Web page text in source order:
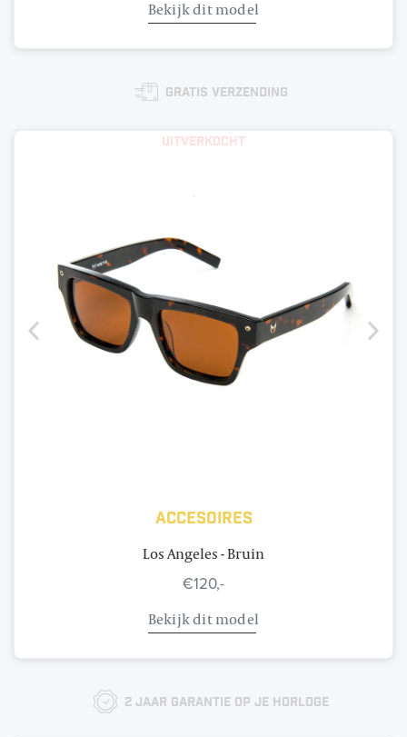
Bekijk dit model
Gratis verzending
Uitverkocht
Accesoires
Los Angeles - Bruin
€120,-
Bekijk dit model
2 jaar garantie op je horloge